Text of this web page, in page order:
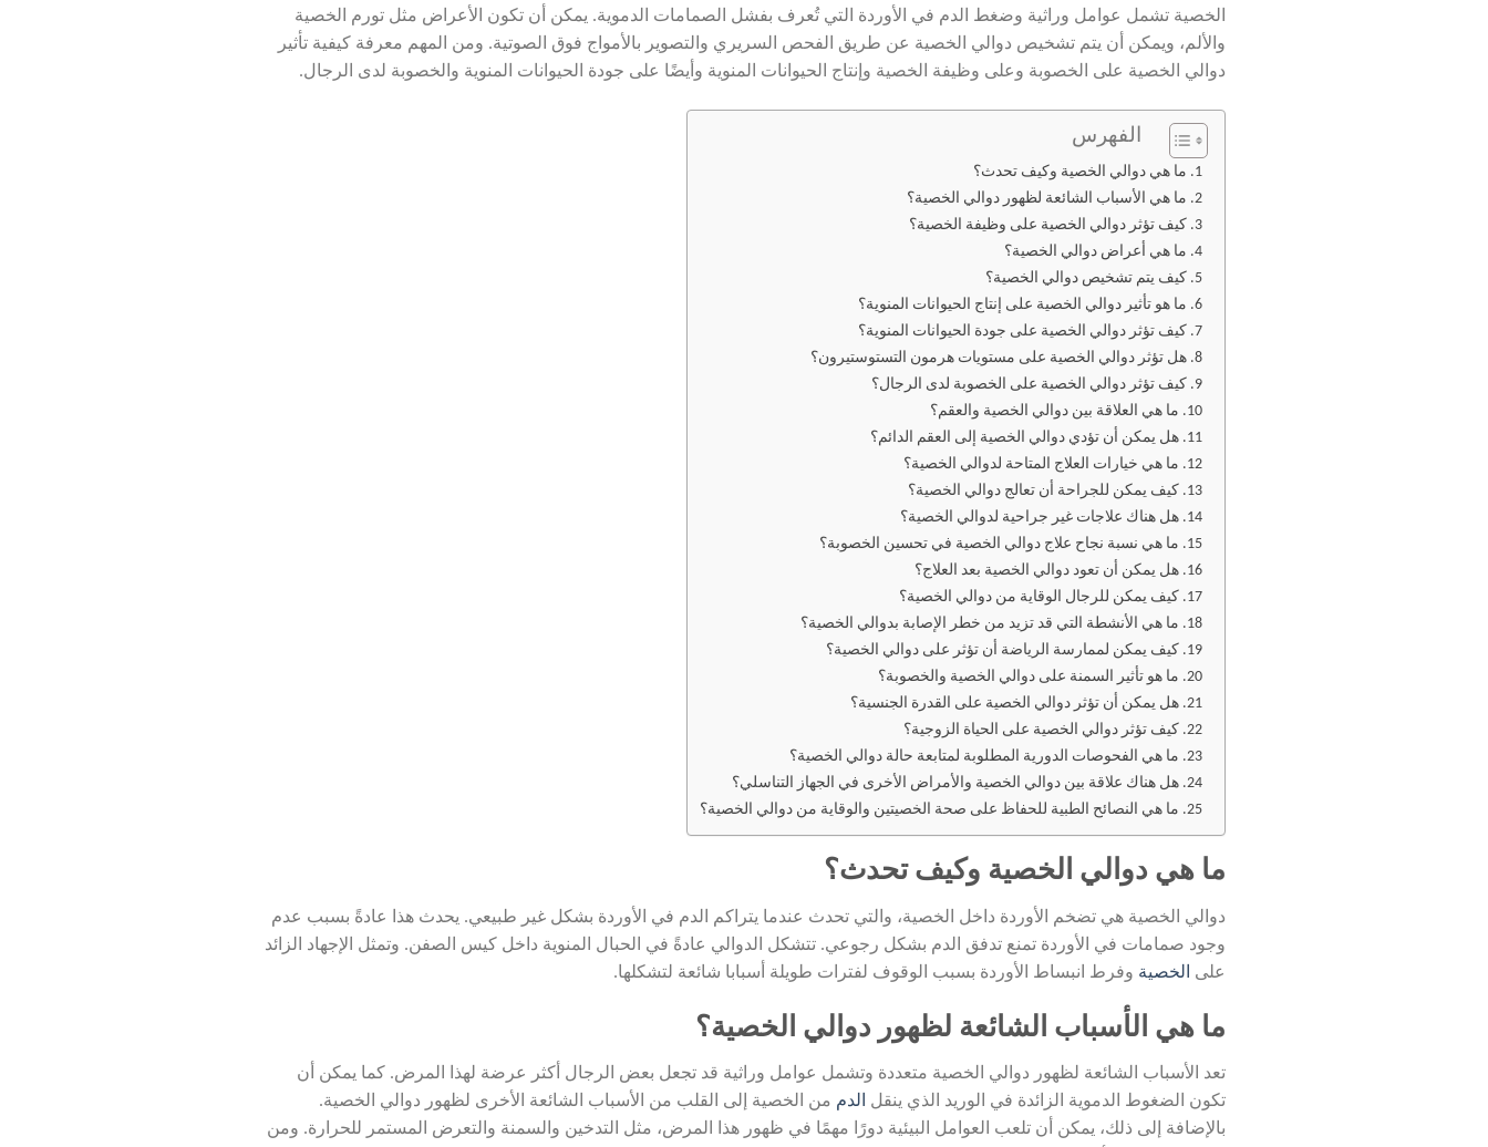
الخصية تشمل عوامل وراثية وضغط الدم في الأوردة التي تُعرف بفشل الصمامات الدموية. يمكن أن تكون الأعراض مثل تورم الخصية
والألم، ويمكن أن يتم تشخيص دوالي الخصية عن طريق الفحص السريري والتصوير بالأمواج فوق الصوتية. ومن المهم معرفة كيفية تأثير
دوالي الخصية على الخصوبة وعلى وظيفة الخصية وإنتاج الحيوانات المنوية وأيضًا على جودة الحيوانات المنوية والخصوبة لدى الرجال.
الفهرس
ما هي دوالي الخصية وكيف تحدث؟
ما هي الأسباب الشائعة لظهور دوالي الخصية؟
كيف تؤثر دوالي الخصية على وظيفة الخصية؟
ما هي أعراض دوالي الخصية؟
كيف يتم تشخيص دوالي الخصية؟
ما هو تأثير دوالي الخصية على إنتاج الحيوانات المنوية؟
كيف تؤثر دوالي الخصية على جودة الحيوانات المنوية؟
هل تؤثر دوالي الخصية على مستويات هرمون التستوستيرون؟
كيف تؤثر دوالي الخصية على الخصوبة لدى الرجال؟
ما هي العلاقة بين دوالي الخصية والعقم؟
هل يمكن أن تؤدي دوالي الخصية إلى العقم الدائم؟
ما هي خيارات العلاج المتاحة لدوالي الخصية؟
كيف يمكن للجراحة أن تعالج دوالي الخصية؟
هل هناك علاجات غير جراحية لدوالي الخصية؟
ما هي نسبة نجاح علاج دوالي الخصية في تحسين الخصوبة؟
هل يمكن أن تعود دوالي الخصية بعد العلاج؟
كيف يمكن للرجال الوقاية من دوالي الخصية؟
ما هي الأنشطة التي قد تزيد من خطر الإصابة بدوالي الخصية؟
كيف يمكن لممارسة الرياضة أن تؤثر على دوالي الخصية؟
ما هو تأثير السمنة على دوالي الخصية والخصوبة؟
هل يمكن أن تؤثر دوالي الخصية على القدرة الجنسية؟
كيف تؤثر دوالي الخصية على الحياة الزوجية؟
ما هي الفحوصات الدورية المطلوبة لمتابعة حالة دوالي الخصية؟
هل هناك علاقة بين دوالي الخصية والأمراض الأخرى في الجهاز التناسلي؟
ما هي النصائح الطبية للحفاظ على صحة الخصيتين والوقاية من دوالي الخصية؟
ما هي دوالي الخصية وكيف تحدث؟
دوالي الخصية هي تضخم الأوردة داخل الخصية، والتي تحدث عندما يتراكم الدم في الأوردة بشكل غير طبيعي. يحدث هذا عادةً بسبب عدم
وجود صمامات في الأوردة تمنع تدفق الدم بشكل رجوعي. تتشكل الدوالي عادةً في الحبال المنوية داخل كيس الصفن. وتمثل الإجهاد الزائد
على الخصية وفرط انبساط الأوردة بسبب الوقوف لفترات طويلة أسبابا شائعة لتشكلها.
ما هي الأسباب الشائعة لظهور دوالي الخصية؟
تعد الأسباب الشائعة لظهور دوالي الخصية متعددة وتشمل عوامل وراثية قد تجعل بعض الرجال أكثر عرضة لهذا المرض. كما يمكن أن
تكون الضغوط الدموية الزائدة في الوريد الذي ينقل الدم من الخصية إلى القلب من الأسباب الشائعة الأخرى لظهور دوالي الخصية.
بالإضافة إلى ذلك، يمكن أن تلعب العوامل البيئية دورًا مهمًا في ظهور هذا المرض، مثل التدخين والسمنة والتعرض المستمر للحرارة. ومن